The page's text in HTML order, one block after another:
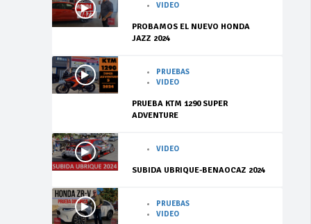
VIDEO
PROBAMOS EL NUEVO HONDA
JAZZ 2024
PRUEBAS
VIDEO
PRUEBA KTM 1290 SUPER
ADVENTURE
VIDEO
SUBIDA UBRIQUE-BENAOCAZ 2024
PRUEBAS
VIDEO